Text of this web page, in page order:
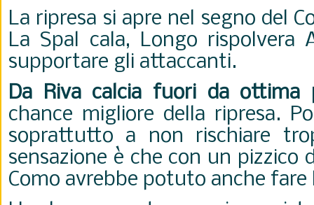
La ripresa si apre nel segno del
La Spal cala, Longo rispolvera
supportare gli attaccanti.
Da Riva calcia fuori da ottima
chance migliore della ripresa.
soprattutto a non rischiare
sensazione è che con un pizzico
Como avrebbe potuto anche